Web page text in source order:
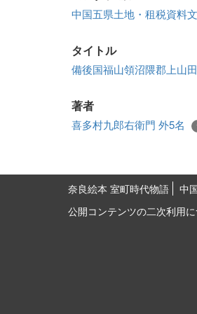
中国五県土地・租税資料
タイトル
備後国福山領沼隈郡上山
著者
喜多村九郎右衛門 外5名
奈良絵本 室町時代物語 中
公開コンテンツの二次利用